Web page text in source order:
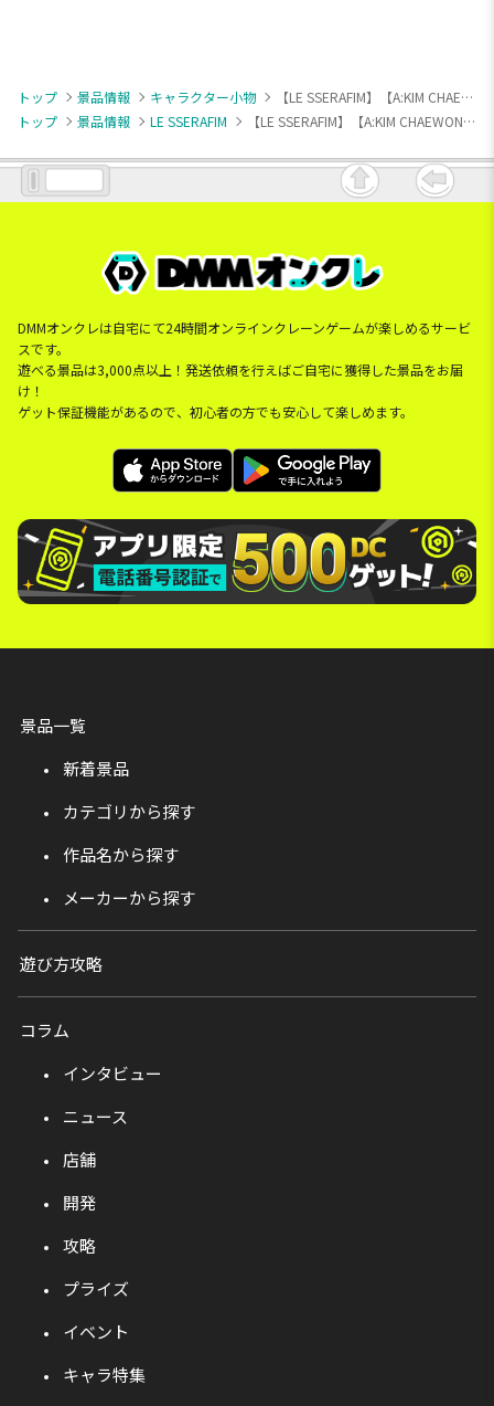
トップ 景品情報 キャラクター小物
【LE SSERAFIM】【A:KIM CHAEWON】LE SSERAFIM ちびぐるみ～FEARLESS～
トップ
景品情報 LE SSERAFIM 【LE SSERAFIM】【A:KIM CHAEWON】LE SSERAFIM ちびぐるみ～FEARLESS～
DMMオンクレは自宅にて24時間オンラインクレーンゲームが楽しめるサービ
スです。
遊べる景品は3,000点以上！発送依頼を行えばご自宅に獲得した景品をお届
け！
ゲット保証機能があるので、初心者の方でも安心して楽しめます。
景品一覧
新着景品
カテゴリから探す
作品名から探す
メーカーから探す
遊び方攻略
コラム
インタビュー
ニュース
店舗
開発
攻略
プライズ
イベント
キャラ特集